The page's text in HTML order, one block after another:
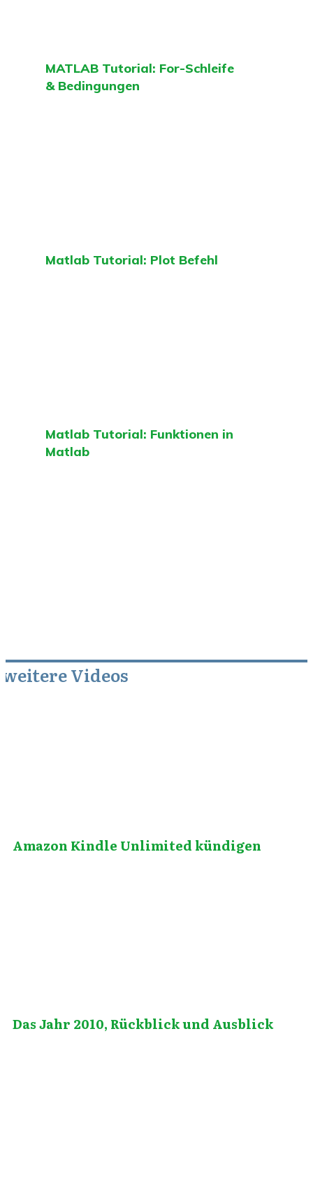
MATLAB Tutorial: For-Schleife
& Bedingungen
Matlab Tutorial: Plot Befehl
Matlab Tutorial: Funktionen in
Matlab
weitere Videos
Amazon Kindle Unlimited kündigen
Das Jahr 2010, Rückblick und Ausblick